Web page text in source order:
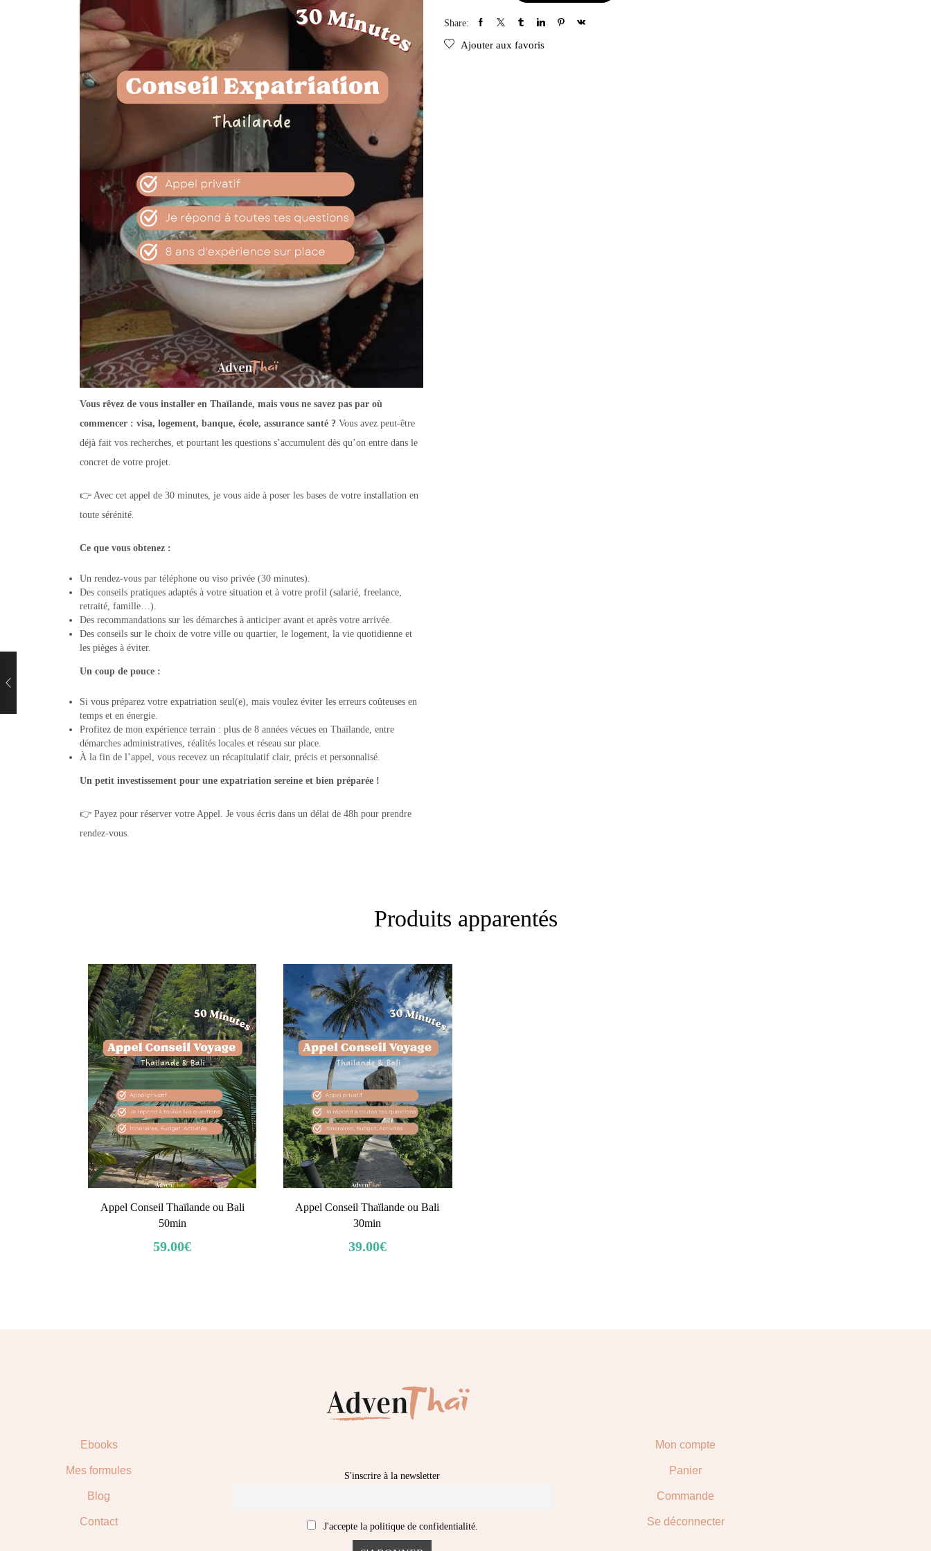
Vous rêvez de vous installer en Thaïlande, mais vous ne savez pas par où
commencer : visa, logement, banque, école, assurance santé ? Vous avez peut-être
déjà fait vos recherches, et pourtant les questions s’accumulent dès qu’on entre dans le
concret de votre projet.
👉 Avec cet appel de 30 minutes, je vous aide à poser les bases de votre installation en
toute sérénité.
Ce que vous obtenez :
Un rendez-vous par téléphone ou viso privée (30 minutes).
Des conseils pratiques adaptés à votre situation et à votre profil (salarié, freelance,
retraité, famille…).
Des recommandations sur les démarches à anticiper avant et après votre arrivée.
Des conseils sur le choix de votre ville ou quartier, le logement, la vie quotidienne et
les pièges à éviter.
Un coup de pouce :
Si vous préparez votre expatriation seul(e), mais voulez éviter les erreurs coûteuses en
temps et en énergie.
Profitez de mon expérience terrain : plus de 8 années vécues en Thaïlande, entre
démarches administratives, réalités locales et réseau sur place.
À la fin de l’appel, vous recevez un récapitulatif clair, précis et personnalisé.
Un petit investissement pour une expatriation sereine et bien préparée !
👉 Payez pour réserver votre Appel. Je vous écris dans un délai de 48h pour prendre
rendez-vous.
Share:
Ajouter aux favoris
Produits apparentés
Appel Conseil Thaïlande ou Bali
50min
59.00€
Appel Conseil Thaïlande ou Bali
30min
39.00€
Ebooks
Mes formules
Blog
Contact
S'inscrire à la newsletter
J'accepte la politique de confidentialité.
Mon compte
Panier
Commande
Se déconnecter